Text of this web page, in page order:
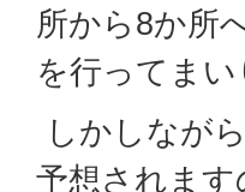
所から8か所
を行ってまい
しかしなが
予想されます